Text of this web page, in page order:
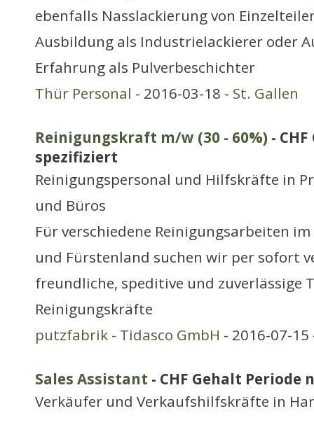
ebenfalls Nasslackierung von
Ausbildung als Industrielackierer oder
Erfahrung als Pulverbeschichter
Thür Personal - 2016-03-18 - St. Gallen
Reinigungskraft m/w (30 - 60%) -
spezifiziert
Reinigungspersonal und Hilfskräfte in
und Büros
Für verschiedene Reinigungsarbeiten
und Fürstenland suchen wir per sofort
freundliche, speditive und zuverlässige
Reinigungskräfte
putzfabrik - Tidasco GmbH - 2016-07-
Sales Assistant - CHF Gehalt
Verkäufer und Verkaufshilfskräfte in